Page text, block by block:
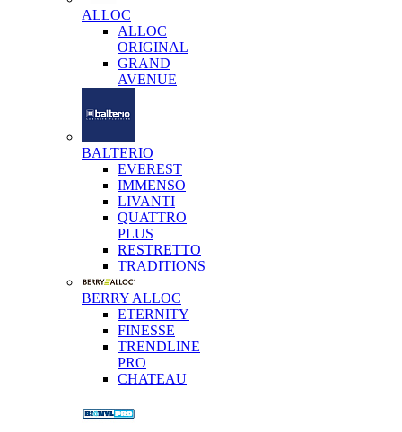
ALLOC
ALLOC
ORIGINAL
GRAND
AVENUE
BALTERIO
EVEREST
IMMENSO
LIVANTI
QUATTRO
PLUS
RESTRETTO
TRADITIONS
BERRY ALLOC
ETERNITY
FINESSE
TRENDLINE
PRO
CHATEAU